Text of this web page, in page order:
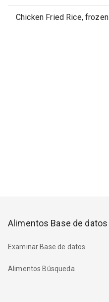
Chicken Fried Rice, frozen
Alimentos Base de datos
Examinar Base de datos
Alimentos Búsqueda